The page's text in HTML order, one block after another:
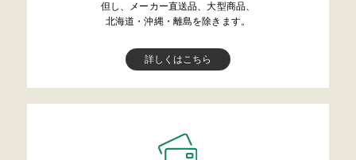
但し、メーカー直送品、大型商品、
北海道・沖縄・離島を除きます。
詳しくはこちら